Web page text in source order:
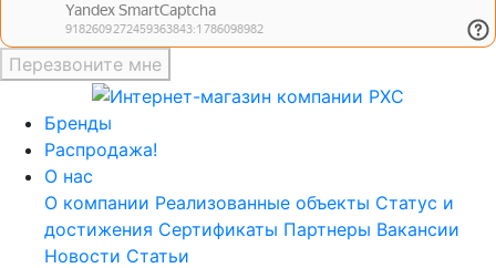
Перезвоните мне
Бренды
Распродажа!
О нас
О компании Реализованные объекты Статус и
достижения Сертификаты Партнеры Вакансии
Новости Статьи